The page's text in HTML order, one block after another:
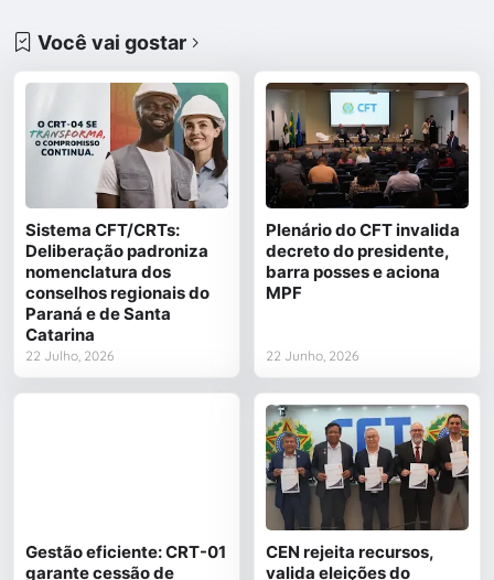
Você vai gostar
Sistema CFT/CRTs:
Deliberação padroniza
nomenclatura dos
conselhos regionais do
Paraná e de Santa
Catarina
22 Julho, 2026
Plenário do CFT invalida
decreto do presidente,
barra posses e aciona
MPF
22 Junho, 2026
Gestão eficiente: CRT-01
garante cessão de
CEN rejeita recursos,
valida eleições do